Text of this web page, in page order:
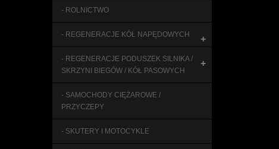
- ROLNICTWO
- REGENERACJE KÓŁ NAPĘDOWYCH +
- REGENERACJE PODUSZEK SILNIKA /
SKRZYNI BIEGÓW / KÓŁ PASOWYCH
+
- SAMOCHODY CIĘŻAROWE /
PRZYCZEPY
- SKUTERY I MOTOCYKLE